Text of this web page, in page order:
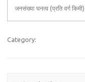
जनसंख्या घनत्व (प्रति वर्ग किमी)
Category: